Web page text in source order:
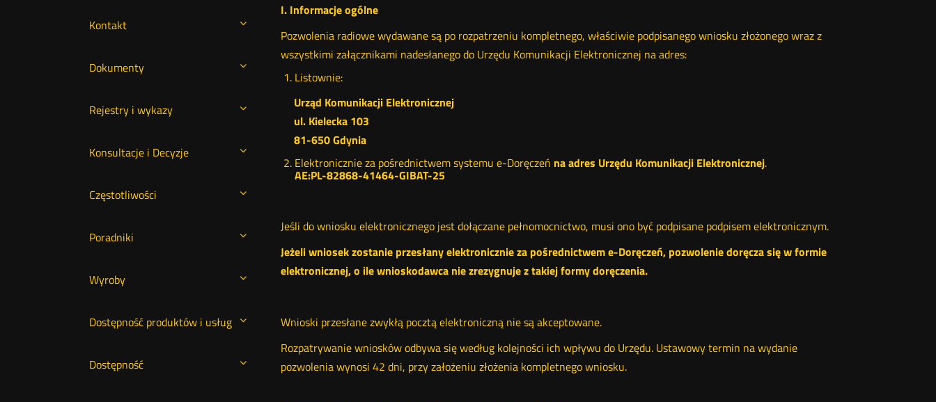
Kontakt
Dokumenty
Rejestry i wykazy
Konsultacje i Decyzje
Częstotliwości
Poradniki
Wyroby
Dostępność produktów i usług
Dostępność
I. Informacje ogólne
Pozwolenia radiowe wydawane są po rozpatrzeniu kompletnego, właściwie podpisanego wniosku złożonego wraz z
wszystkimi załącznikami nadesłanego do Urzędu Komunikacji Elektronicznej na adres:
Listownie:
Urząd Komunikacji Elektronicznej
ul. Kielecka 103
81-650 Gdynia
Elektronicznie za pośrednictwem systemu e-Doręczeń na adres Urzędu Komunikacji Elektronicznej.
AE:PL-82868-41464-GIBAT-25
Jeśli do wniosku elektronicznego jest dołączane pełnomocnictwo, musi ono być podpisane podpisem elektronicznym.
Jeżeli wniosek zostanie przesłany elektronicznie za pośrednictwem e-Doręczeń, pozwolenie doręcza się w formie
elektronicznej, o ile wnioskodawca nie zrezygnuje z takiej formy doręczenia.
Wnioski przesłane zwykłą pocztą elektroniczną nie są akceptowane.
Rozpatrywanie wniosków odbywa się według kolejności ich wpływu do Urzędu. Ustawowy termin na wydanie
pozwolenia wynosi 42 dni, przy założeniu złożenia kompletnego wniosku.